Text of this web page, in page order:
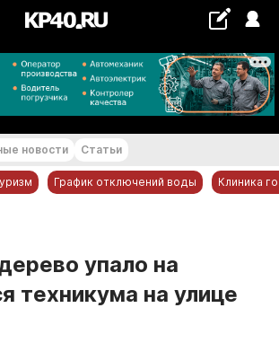
+19...+20 °С
новости
новости Статьи
График отключений воды Клиника
упало на
техникума на улице